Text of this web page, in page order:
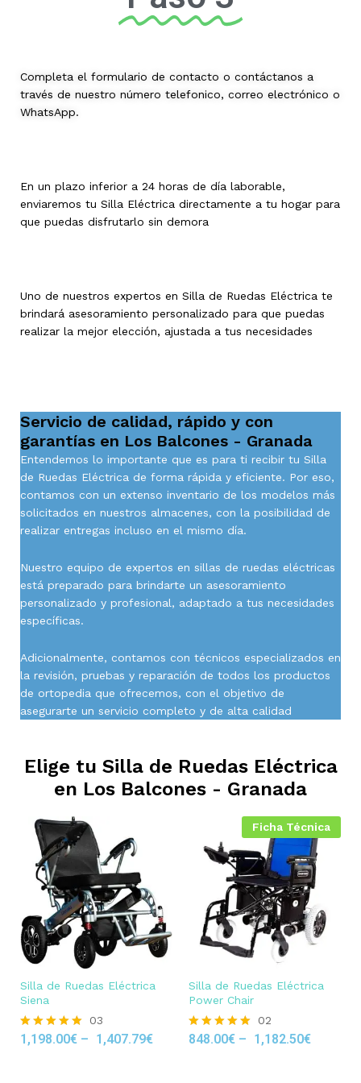
Completa el formulario de contacto o contáctanos a
través de nuestro número telefonico, correo electrónico o
WhatsApp.
En un plazo inferior a 24 horas de día laborable,
enviaremos tu Silla Eléctrica directamente a tu hogar para
que puedas disfrutarlo sin demora
Uno de nuestros expertos en Silla de Ruedas Eléctrica te
brindará asesoramiento personalizado para que puedas
realizar la mejor elección, ajustada a tus necesidades
Servicio de calidad, rápido y con
garantías en Los Balcones - Granada
Entendemos lo importante que es para ti recibir tu Silla
de Ruedas Eléctrica de forma rápida y eficiente. Por eso,
contamos con un extenso inventario de los modelos más
solicitados en nuestros almacenes, con la posibilidad de
realizar entregas incluso en el mismo día.
Nuestro equipo de expertos en sillas de ruedas eléctricas
está preparado para brindarte un asesoramiento
personalizado y profesional, adaptado a tus necesidades
específicas.
Adicionalmente, contamos con técnicos especializados en
la revisión, pruebas y reparación de todos los productos
de ortopedia que ofrecemos, con el objetivo de
asegurarte un servicio completo y de alta calidad
Elige tu Silla de Ruedas Eléctrica
en Los Balcones - Granada
Silla de Ruedas Eléctrica
Siena
Rated
03
1,198.00€ – 1,407.79€
Ficha Técnica
Silla de Ruedas Eléctrica
Power Chair
Rated
02
848.00€ – 1,182.50€